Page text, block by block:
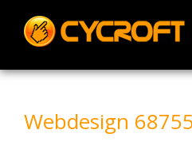
content
Webdesign